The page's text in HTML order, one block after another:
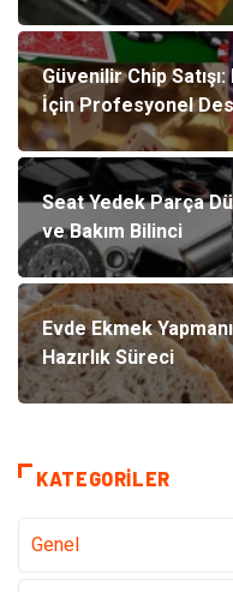
Güvenilir Chip
İçin Profesyonel
Seat Yedek Parça
ve Bakım Bilinci
Evde Ekmek
Hazırlık Süreci
KATEGORILER
Genel